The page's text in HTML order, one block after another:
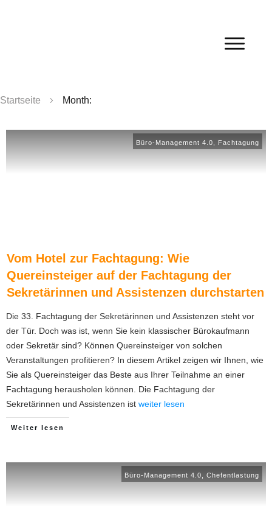
Startseite Month:
Büro-Management 4.0 Fachtagung
Vom Hotel zur Fachtagung: Wie
Quereinsteiger auf der Fachtagung der
Sekretärinnen und Assistenzen durchstarten
Die 33. Fachtagung der Sekretärinnen und Assistenzen steht vor
der Tür. Doch was ist, wenn Sie kein klassischer Bürokaufmann
oder Sekretär sind? Können Quereinsteiger von solchen
Veranstaltungen profitieren? In diesem Artikel zeigen wir Ihnen, wie
Sie als Quereinsteiger das Beste aus Ihrer Teilnahme an einer
Fachtagung herausholen können. Die Fachtagung der
Sekretärinnen und Assistenzen ist weiter lesen
Weiter lesen
Büro-Management 4.0 Chefentlastung